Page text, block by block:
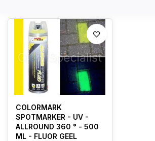
COLORMARK
SPOTMARKER - UV -
ALLROUND 360 ° - 500
ML - FLUOR GEEL